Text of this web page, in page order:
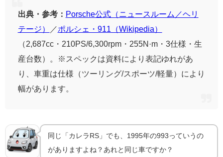
出典・参考： Porsche公式（ニュースルーム／ヘリ
テージ）
／ポルシェ・911（Wikipedia）
（2,687cc・210PS/6,300rpm・255N·m・3仕様・生
産台数）。※スペックは資料により表記ゆれがあ
り、車重は仕様（ツーリング/スポーツ/軽量）により
幅があります。
同じ「カレラRS」でも、1995年の993っていうの
がありますよね？あれと同じ車ですか？